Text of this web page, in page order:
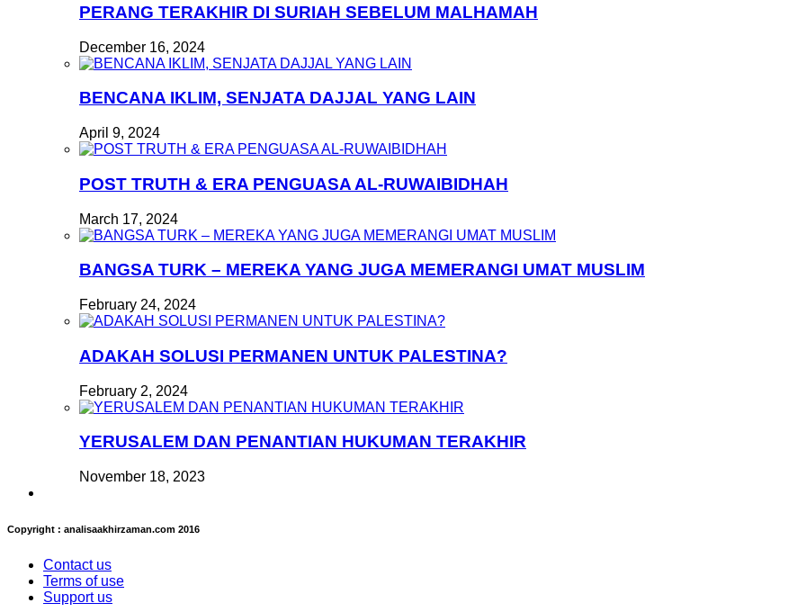
PERANG TERAKHIR DI SURIAH SEBELUM MALHAMAH
December 16, 2024
BENCANA IKLIM, SENJATA DAJJAL YANG LAIN
April 9, 2024
POST TRUTH & ERA PENGUASA AL-RUWAIBIDHAH
March 17, 2024
BANGSA TURK – MEREKA YANG JUGA MEMERANGI UMAT MUSLIM
February 24, 2024
ADAKAH SOLUSI PERMANEN UNTUK PALESTINA?
February 2, 2024
YERUSALEM DAN PENANTIAN HUKUMAN TERAKHIR
November 18, 2023
Copyright : analisaakhirzaman.com 2016
Contact us
Terms of use
Support us